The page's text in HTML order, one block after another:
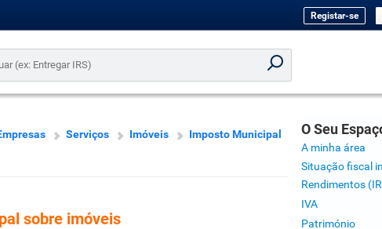
Registar-se
Serviços Imóveis
Imposto Municipal
sobre imóveis
O Seu
A minha área
Situação fiscal
Rendimentos
IVA
Património